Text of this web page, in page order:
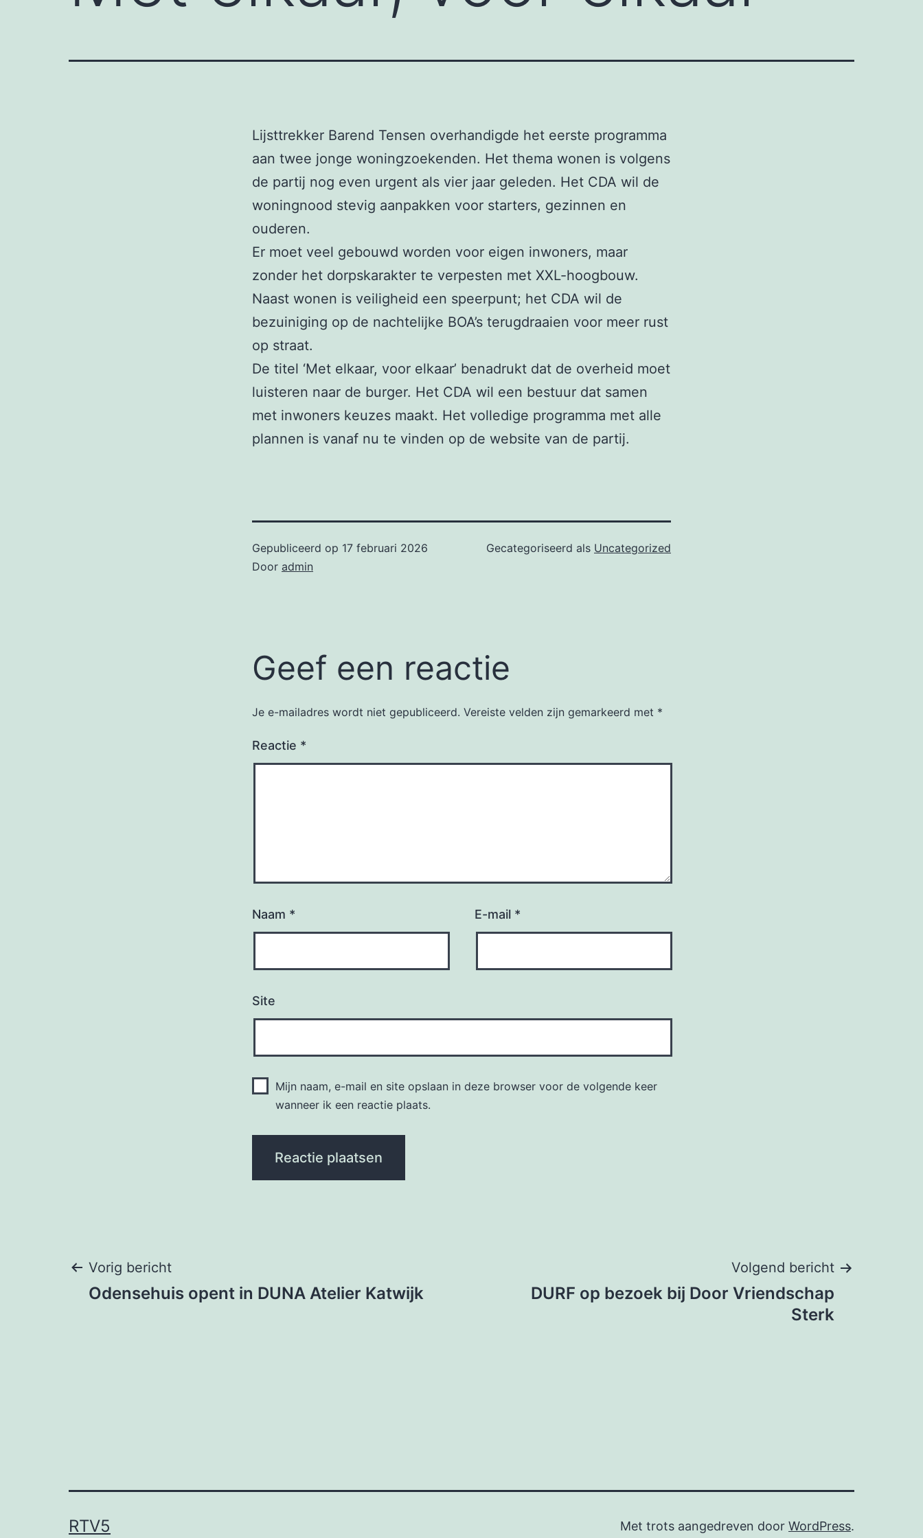
Lijsttrekker Barend Tensen overhandigde het eerste programma
aan twee jonge woningzoekenden. Het thema wonen is volgens
de partij nog even urgent als vier jaar geleden. Het CDA wil de
woningnood stevig aanpakken voor starters, gezinnen en
ouderen.
Er moet veel gebouwd worden voor eigen inwoners, maar
zonder het dorpskarakter te verpesten met XXL-hoogbouw.
Naast wonen is veiligheid een speerpunt; het CDA wil de
bezuiniging op de nachtelijke BOA’s terugdraaien voor meer rust
op straat.
De titel ‘Met elkaar, voor elkaar’ benadrukt dat de overheid moet
luisteren naar de burger. Het CDA wil een bestuur dat samen
met inwoners keuzes maakt. Het volledige programma met alle
plannen is vanaf nu te vinden op de website van de partij.
Gepubliceerd op 17 februari 2026
Door admin
Gecategoriseerd als Uncategorized
Geef een reactie
Je e-mailadres wordt niet gepubliceerd. Vereiste velden zijn gemarkeerd met *
Reactie *
Naam * E-mail *
Site
Mijn naam, e-mail en site opslaan in deze browser voor de volgende keer
wanneer ik een reactie plaats.
Bericht
Vorig bericht
Odensehuis opent in DUNA Atelier Katwijk
Volgend bericht
DURF op bezoek bij Door Vriendschap
Sterk
RTV5 Met trots aangedreven door WordPress.